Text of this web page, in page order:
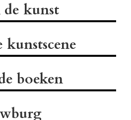
kunst
boeken